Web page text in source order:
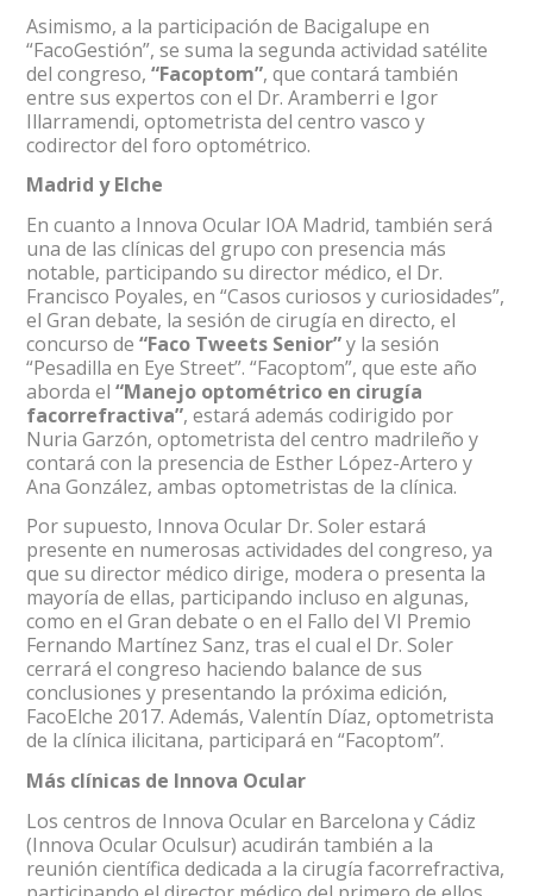
Asimismo, a la participación de Bacigalupe en
“FacoGestión”, se suma la segunda actividad satélite
del congreso,“Facoptom”, que contará también
entre sus expertos con el Dr. Aramberri e Igor
Illarramendi, optometrista del centro vasco y
codirector del foro optométrico.
Madrid y Elche
En cuanto a Innova Ocular IOA Madrid, también será
una de las clínicas del grupo con presencia más
notable, participando su director médico, el Dr.
Francisco Poyales, en “Casos curiosos y curiosidades”,
el Gran debate, la sesión de cirugía en directo, el
concurso de“Faco Tweets Senior”y la sesión
“Pesadilla en Eye Street”. “Facoptom”, que este año
aborda el“Manejo optométrico en cirugía
facorrefractiva”, estará además codirigido por
Nuria Garzón, optometrista del centro madrileño y
contará con la presencia de Esther López-Artero y
Ana González, ambas optometristas de la clínica.
Por supuesto, Innova Ocular Dr. Soler estará
presente en numerosas actividades del congreso, ya
que su director médico dirige, modera o presenta la
mayoría de ellas, participando incluso en algunas,
como en el Gran debate o en el Fallo del VI Premio
Fernando Martínez Sanz, tras el cual el Dr. Soler
cerrará el congreso haciendo balance de sus
conclusiones y presentando la próxima edición,
FacoElche 2017. Además, Valentín Díaz, optometrista
de la clínica ilicitana, participará en “Facoptom”.
Más clínicas de Innova Ocular
Los centros de Innova Ocular en Barcelona y Cádiz
(Innova Ocular Oculsur) acudirán también a la
reunión científica dedicada a la cirugía facorrefractiva,